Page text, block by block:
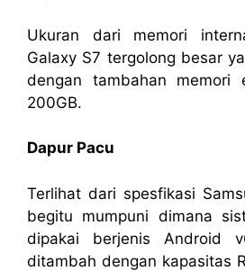
Ukuran dari memori
Galaxy S7 tergolong besar
dengan tambahan memori
200GB.
Dapur Pacu
Terlihat dari spesfikasi
begitu mumpuni dimana
dipakai berjenis Android
ditambah dengan kapasitas